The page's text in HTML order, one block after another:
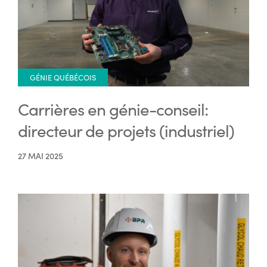
GÉNIE QUÉBÉCOIS
Carrières en génie-conseil:
directeur de projets (industriel)
27 MAI 2025